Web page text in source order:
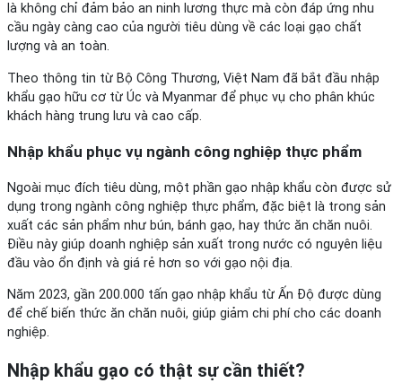
là không chỉ đảm bảo an ninh lương thực mà còn đáp ứng nhu
cầu ngày càng cao của người tiêu dùng về các loại gạo chất
lượng và an toàn.
Theo thông tin từ Bộ Công Thương, Việt Nam đã bắt đầu nhập
khẩu gạo hữu cơ từ Úc và Myanmar để phục vụ cho phân khúc
khách hàng trung lưu và cao cấp.
Nhập khẩu phục vụ ngành công nghiệp thực phẩm
Ngoài mục đích tiêu dùng, một phần gạo nhập khẩu còn được sử
dụng trong ngành công nghiệp thực phẩm, đặc biệt là trong sản
xuất các sản phẩm như bún, bánh gạo, hay thức ăn chăn nuôi.
Điều này giúp doanh nghiệp sản xuất trong nước có nguyên liệu
đầu vào ổn định và giá rẻ hơn so với gạo nội địa.
Năm 2023, gần 200.000 tấn gạo nhập khẩu từ Ấn Độ được dùng
để chế biến thức ăn chăn nuôi, giúp giảm chi phí cho các doanh
nghiệp.
Nhập khẩu gạo có thật sự cần thiết?